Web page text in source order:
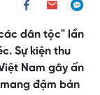
dân tộc" lần
Sự kiện thu
Nam gây ấn
đậm bản